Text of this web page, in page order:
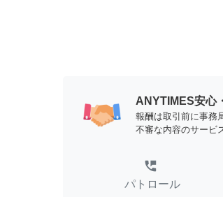
ANYTIMES安心
報酬は取引前に事務
不審な内容のサービ
perm_phone_msg
パトロール